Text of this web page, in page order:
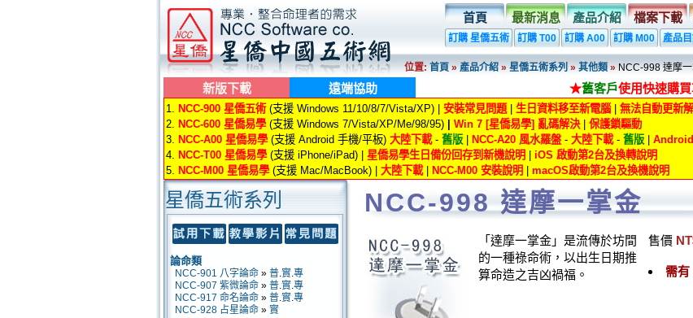
首頁 最新消息 產品介紹 檔案下載
訂購 星僑五術 訂購 T00 訂購 A00 訂購 M00 產品
位置:首頁»產品介紹»星僑五術系列»其他類»NCC-998 達摩
新版下載 遠端協助 ★舊客戶使用快速購
1. NCC-900 星僑五術(支援 Windows 11/10/8/7/Vista/XP) | 安裝常見問題| 生日資料移至新電腦| 無法自動更新
2. NCC-600 星僑易學(支援 Windows 7/Vista/XP/Me/98/95) Win 7 [星僑易學] 亂碼解決| 保護鎖驅動
3. NCC-A00 星僑易學(支援 Android 手機/平板) 大陸下載- 舊版 NCC-A20 風水羅盤- 大陸下載- 舊版
4. NCC-T00 星僑易學(支援 iPhone/iPad) | 星僑易學生日備份回存到新機說明
iOS 啟動第2台及換轉說明
5. NCC-M00 星僑易學(支援 Mac/MacBook) | 大陸下載| NCC-M00 安裝說明 macOS啟動第2台及換機說明
星僑五術系列
論命類
NCC-901 八字論命 » 普.實.專
NCC-907 紫微論命 » 普.實.專
NCC-917 命名論命 » 普.實.專
NCC-928 占星論命 » 實
NCC-998 達摩一掌金
售價
需有
「達摩一掌金」是流傳於坊間
的一種祿命術，以出生日期推
算命造之吉凶禍福。